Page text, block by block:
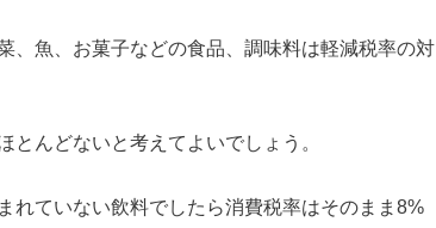
、魚、お菓子などの食品、調味料は軽減税率の対
んどないと考えてよいでしょう。
れていない飲料でしたら消費税率はそのまま8%